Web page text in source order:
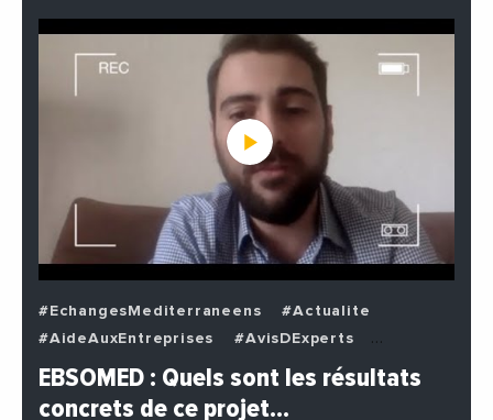
#EchangesMediterraneens
#Actualite
#AideAuxEntreprises
#AvisDExperts
#BuzzNews
#Decideurs
EBSOMED : Quels sont les résultats
concrets de ce projet…